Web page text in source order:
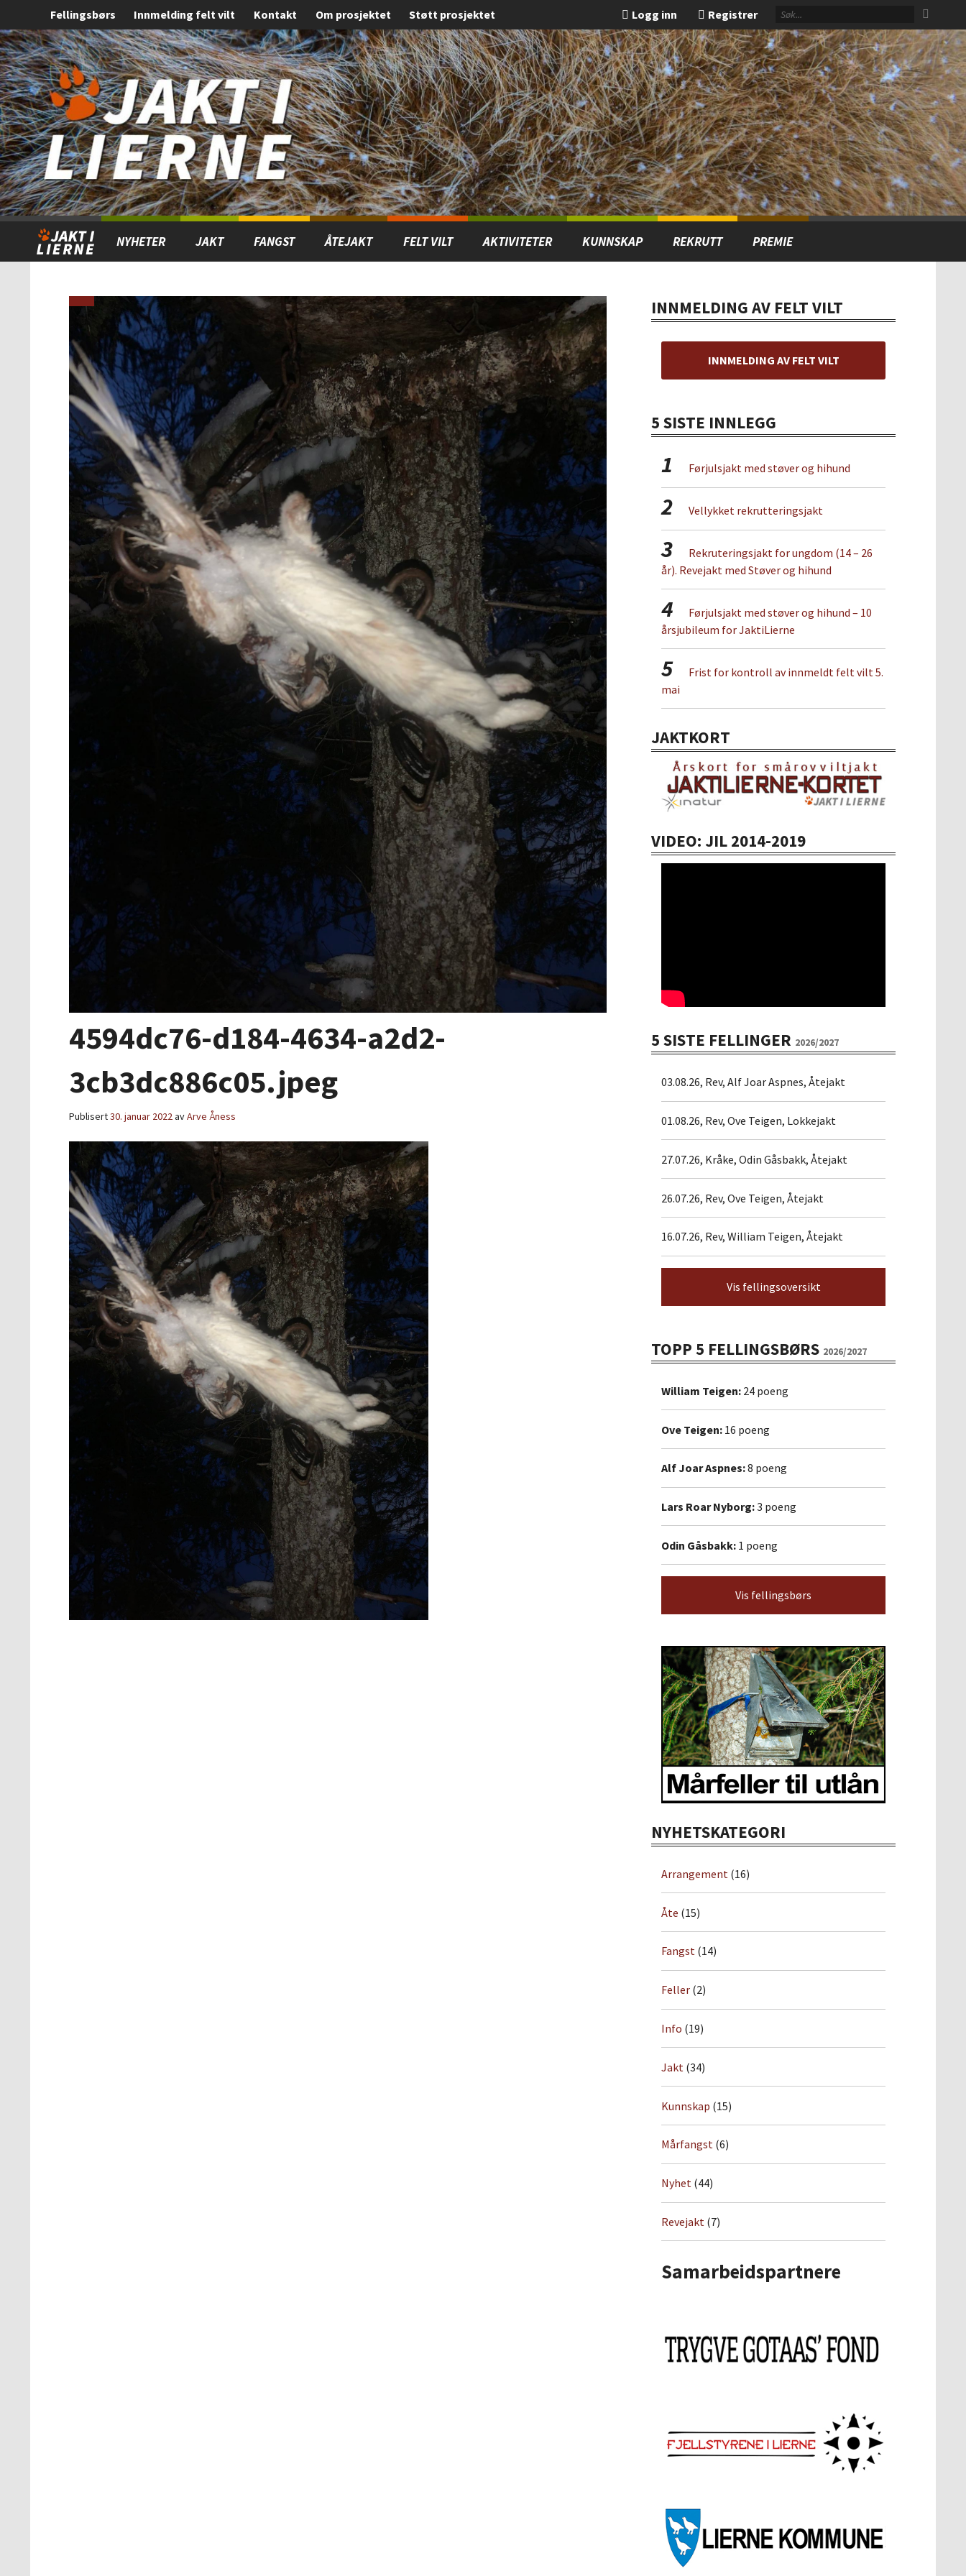
Gå
til
innholdet
Forstørre
skrift
Fellingsbørs Innmelding felt vilt Kontakt Om prosjektet Støtt prosjektet Registrer
Logg inn
NYHETER JAKT FANGST ÅTEJAKT FELT VILT AKTIVITETER KUNNSKAP REKRUTT PREMIE
4594dc76-d184-4634-a2d2-
3cb3dc886c05.jpeg
Publisert30. januar 2022 avArve Åness
INNMELDING AV FELT VILT
INNMELDING AV FELT VILT
5 SISTE INNLEGG
1 Førjulsjakt med støver og hihund
2 Vellykket rekrutteringsjakt
3
Rekruteringsjakt for ungdom (14 – 26
år). Revejakt med Støver og hihund
4
Førjulsjakt med støver og hihund – 10
årsjubileum for JaktiLierne
5
Frist for kontroll av innmeldt felt vilt 5.
mai
JAKTKORT
VIDEO: JIL 2014-2019
5 SISTE FELLINGER 2026/2027
03.08.26, Rev, Alf Joar Aspnes, Åtejakt
01.08.26, Rev, Ove Teigen, Lokkejakt
27.07.26, Kråke, Odin Gåsbakk, Åtejakt
26.07.26, Rev, Ove Teigen, Åtejakt
16.07.26, Rev, William Teigen, Åtejakt
Vis fellingsoversikt
TOPP 5 FELLINGSBØRS 2026/2027
William Teigen: 24 poeng
Ove Teigen: 16 poeng
Alf Joar Aspnes:8 poeng
Lars Roar Nyborg:3 poeng
Odin Gåsbakk: 1 poeng
Vis fellingsbørs
NYHETSKATEGORI
Arrangement (16)
Åte (15)
Fangst (14)
Feller (2)
Info (19)
Jakt (34)
Kunnskap (15)
Mårfangst (6)
Nyhet (44)
Revejakt (7)
Samarbeidspartnere